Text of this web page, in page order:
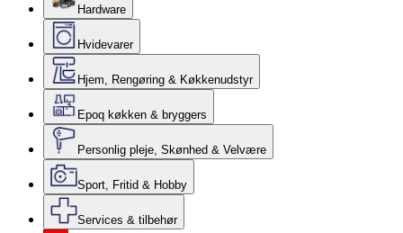
Hardware
Hvidevarer
Hjem, Rengøring & Køkkenudstyr
Epoq køkken & bryggers
Personlig pleje, Skønhed & Velvære
Sport, Fritid & Hobby
Services & tilbehør